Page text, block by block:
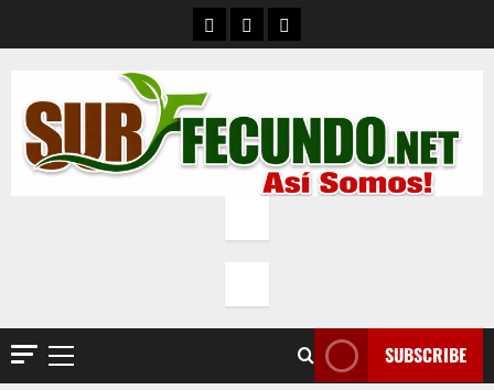
ContactoQuienes Somos
Política de privacidad
Primary
SUBSCRIBE